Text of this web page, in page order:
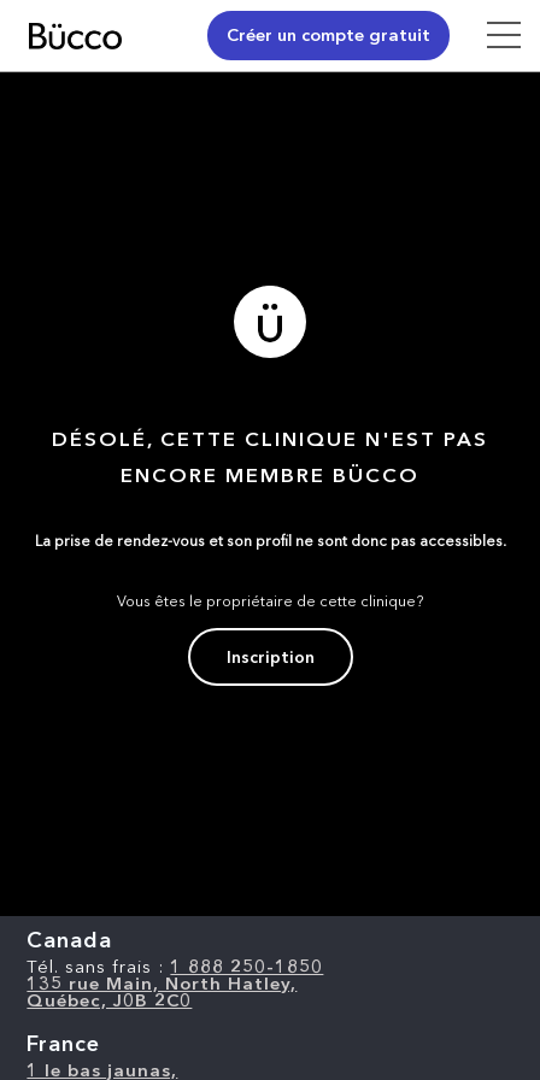
Créer un compte gratuit
DÉSOLÉ, CETTE CLINIQUE N'EST PAS
ENCORE MEMBRE BÜCCO
La prise de rendez-vous et son profil ne sont donc pas accessibles.
Vous êtes le propriétaire de cette clinique?
Inscription
Canada
Tél. sans frais : 1 888 250-1850
135 rue Main, North Hatley,
Québec, J0B 2C0
France
1 le bas jaunas,